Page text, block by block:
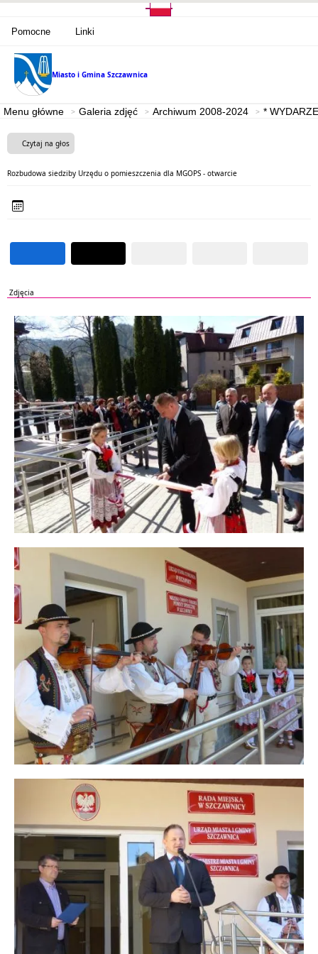
Pomocne Linki
Miasto i Gmina Szczawnica
Menu główne Galeria zdjęć Archiwum 2008-2024 *
Czytaj na głos
Rozbudowa siedziby Urzędu o pomieszczenia dla MGOPS - otwarcie
Zdjęcia